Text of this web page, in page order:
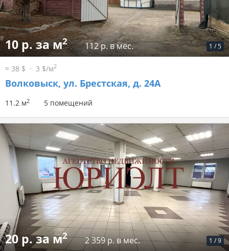
1 /5
10 р. за м2 112 р. в мес.
≈ 38 $ 3 $/м2
Волковыск, ул. Брестская, д. 24А
11.2 м2 5 помещений
1 /9
20 р. за м2 2 359 р. в мес.